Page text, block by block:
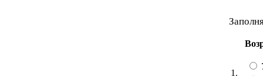
1.